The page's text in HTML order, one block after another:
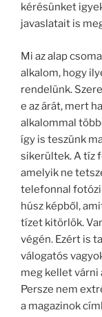
kérésünket
javaslatait is
Mi az alap
alkalom, hogy
rendelünk.
e az árát, mert
alkalommal
így is teszünk
sikerültek. A tíz
amelyik ne
telefonnal
húsz képből,
tízet kitörlök.
végén. Ezért is
válogatós
meg kellet várni
Persze nem
a magazinok